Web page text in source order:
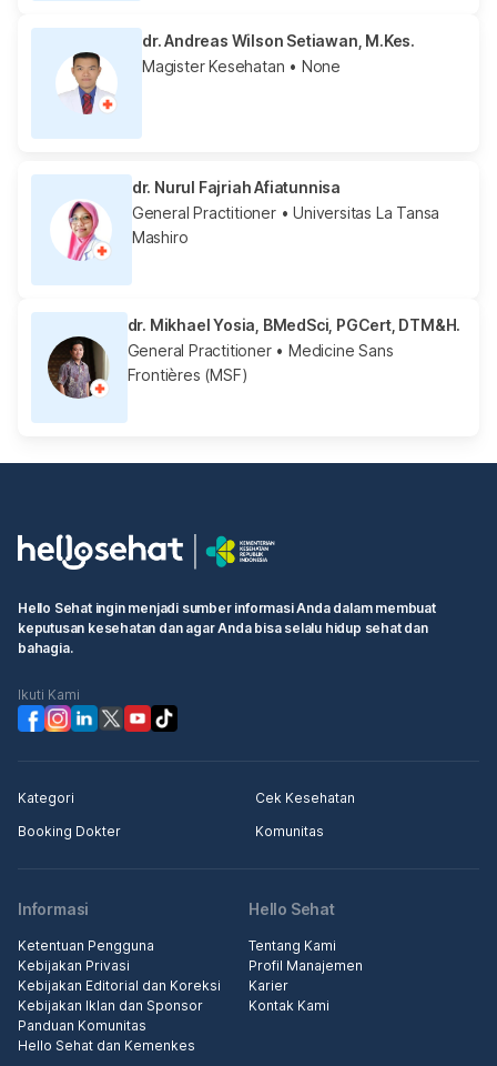
dr. Andreas Wilson Setiawan, M.Kes.
Magister Kesehatan • None
dr. Nurul Fajriah Afiatunnisa
General Practitioner• Universitas La Tansa
Mashiro
dr. Mikhael Yosia, BMedSci, PGCert, DTM&H.
General Practitioner• Medicine Sans
Frontières (MSF)
Hello Sehat ingin menjadi sumber informasi Anda dalam membuat
keputusan kesehatan dan agar Anda bisa selalu hidup sehat dan
bahagia.
Ikuti Kami
Kategori
Cek Kesehatan
Booking Dokter
Komunitas
Informasi
Ketentuan Pengguna
Kebijakan Privasi
Kebijakan Editorial dan Koreksi
Kebijakan Iklan dan Sponsor
Panduan Komunitas
Hello Sehat dan Kemenkes
Hello Sehat
Tentang Kami
Profil Manajemen
Karier
Kontak Kami